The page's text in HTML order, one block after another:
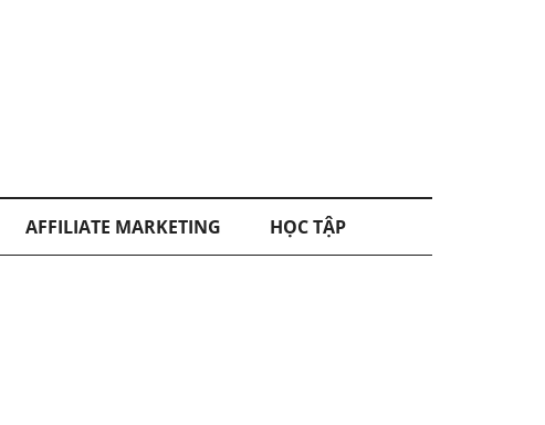
AFFILIATE MARKETING HỌC TẬP